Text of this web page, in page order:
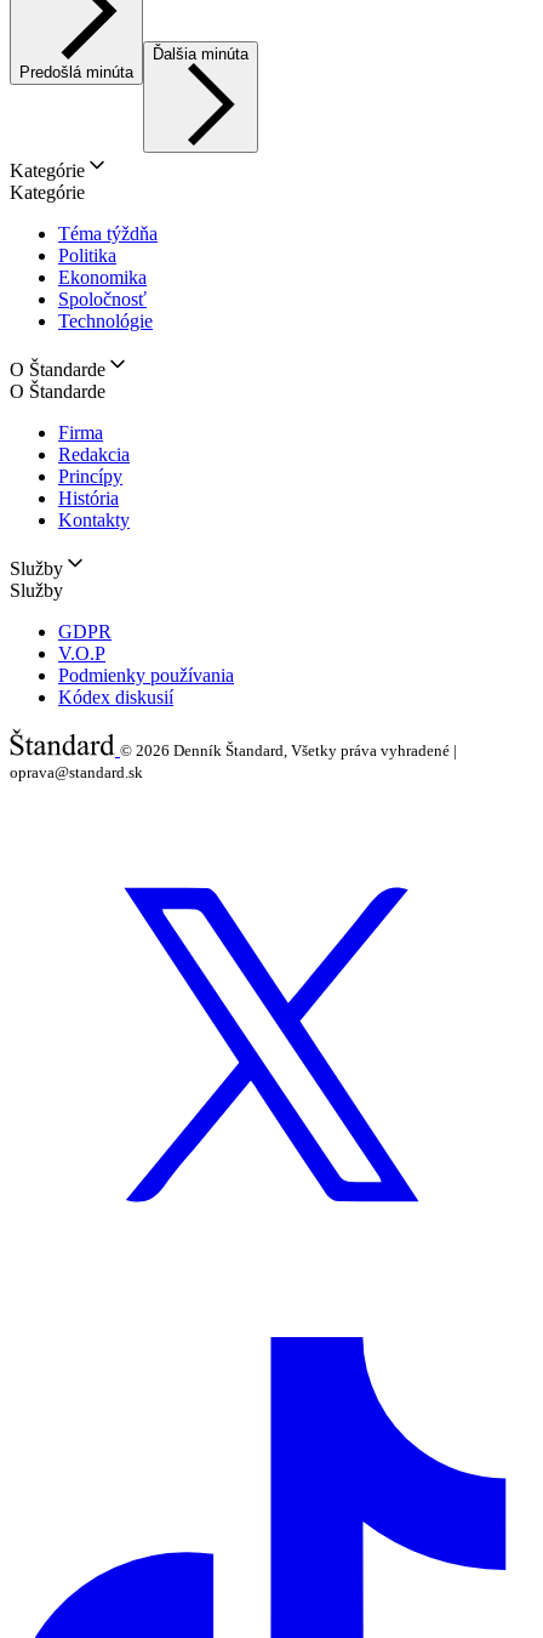
Predošlá minúta
Ďalšia minúta
Kategórie
Kategórie
Téma týždňa
Politika
Ekonomika
Spoločnosť
Technológie
O Štandarde
O Štandarde
Firma
Redakcia
Princípy
História
Kontakty
Služby
Služby
GDPR
V.O.P
Podmienky používania
Kódex diskusií
© 2026 Denník Štandard, Všetky práva vyhradené |
oprava@standard.sk